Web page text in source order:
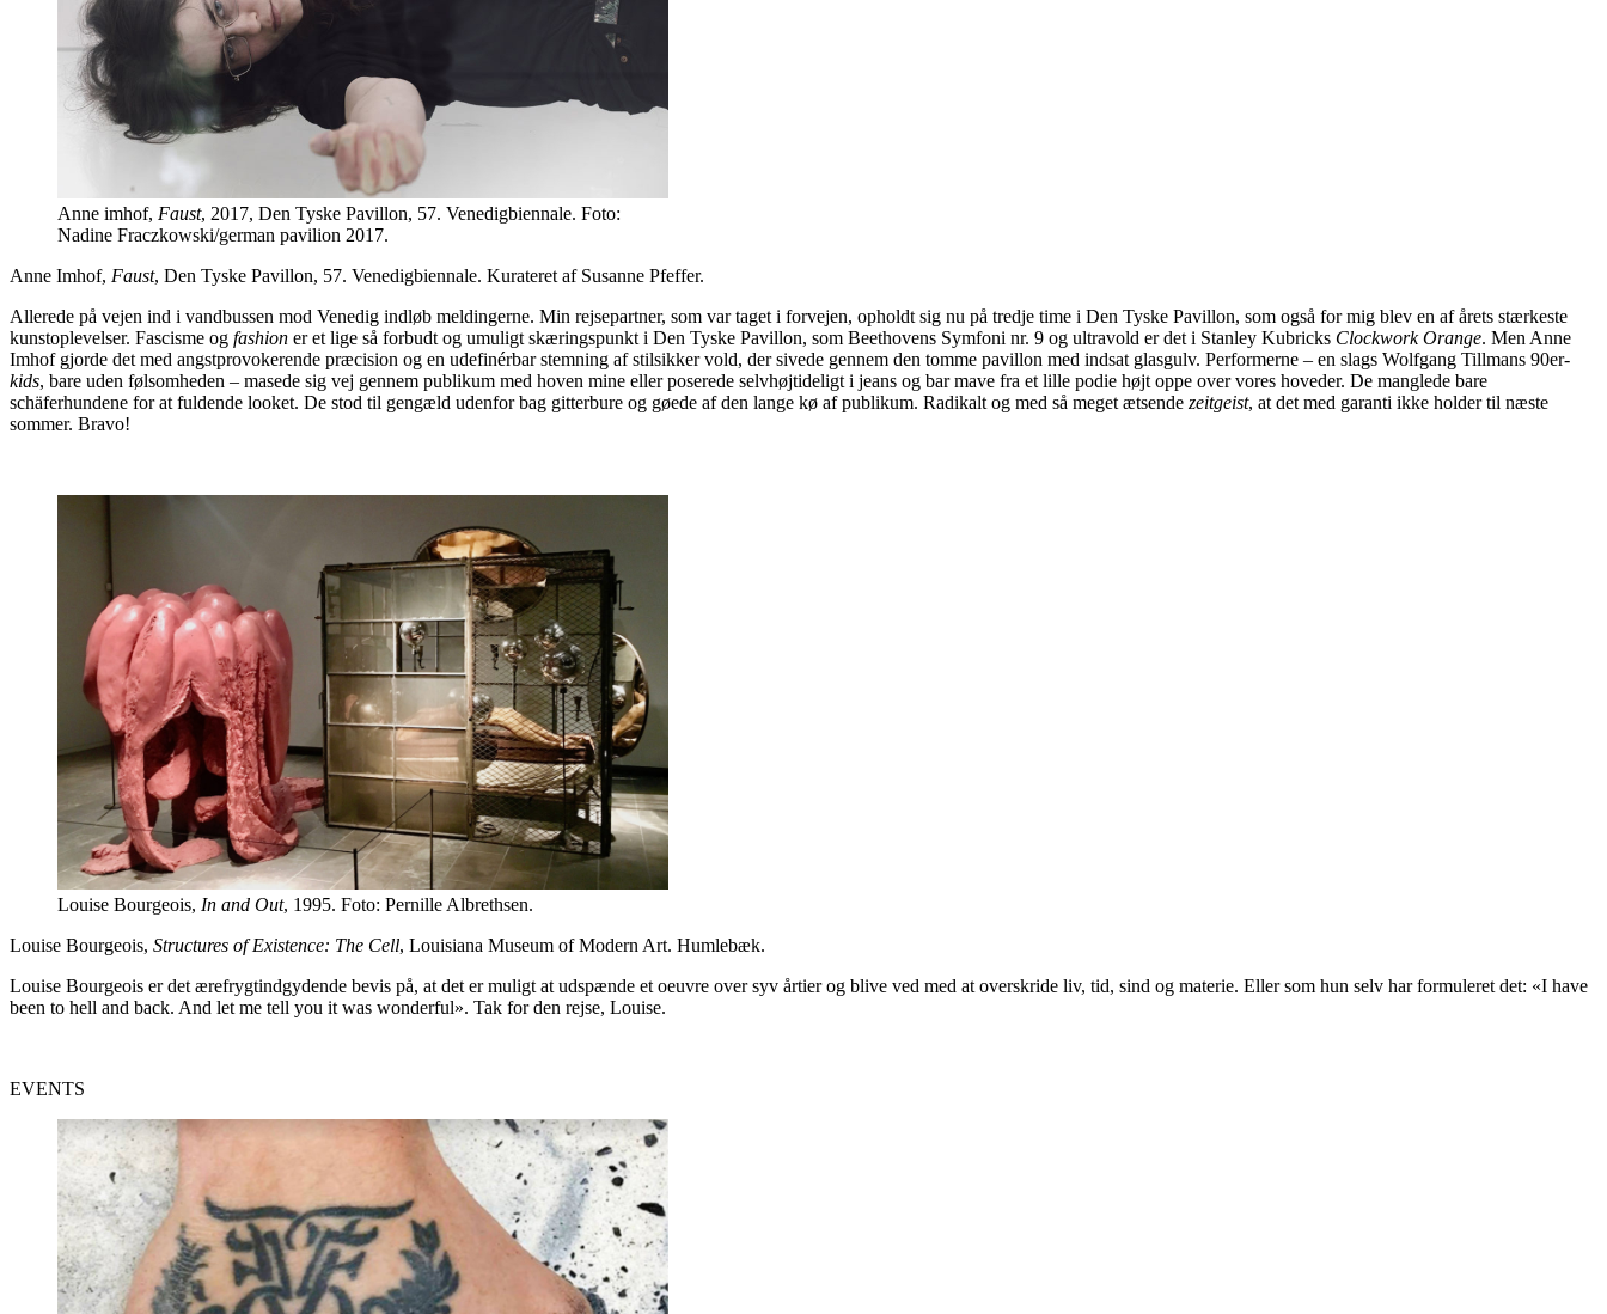
Anne imhof, Faust, 2017, Den Tyske Pavillon, 57. Venedigbiennale. Foto:
Nadine Fraczkowski/german pavilion 2017.
Anne Imhof, Faust, Den Tyske Pavillon, 57. Venedigbiennale. Kurateret af Susanne Pfeffer.
Allerede på vejen ind i vandbussen mod Venedig indløb meldingerne. Min rejsepartner, som var taget i forvejen, opholdt sig nu på tredje time i Den Tyske Pavillon, som også for mig blev en af årets stærkeste
kunstoplevelser. Fascisme og fashion er et lige så forbudt og umuligt skæringspunkt i Den Tyske Pavillon, som Beethovens Symfoni nr. 9 og ultravold er det i Stanley Kubricks Clockwork Orange. Men Anne
Imhof gjorde det med angstprovokerende præcision og en udefinérbar stemning af stilsikker vold, der sivede gennem den tomme pavillon med indsat glasgulv. Performerne – en slags Wolfgang Tillmans 90er-
kids, bare uden følsomheden – masede sig vej gennem publikum med hoven mine eller poserede selvhøjtideligt i jeans og bar mave fra et lille podie højt oppe over vores hoveder. De manglede bare
schäferhundene for at fuldende looket. De stod til gengæld udenfor bag gitterbure og gøede af den lange kø af publikum. Radikalt og med så meget ætsende zeitgeist, at det med garanti ikke holder til næste
sommer. Bravo!
Louise Bourgeois, In and Out, 1995. Foto: Pernille Albrethsen.
Louise Bourgeois, Structures of Existence: The Cell, Louisiana Museum of Modern Art. Humlebæk.
Louise Bourgeois er det ærefrygtindgydende bevis på, at det er muligt at udspænde et oeuvre over syv årtier og blive ved med at overskride liv, tid, sind og materie. Eller som hun selv har formuleret det: «I have
been to hell and back. And let me tell you it was wonderful». Tak for den rejse, Louise.
EVENTS